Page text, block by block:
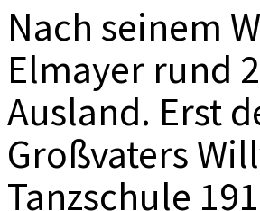
Nach seinem
Elmayer rund
Ausland. Erst
Großvaters
Tanzschule